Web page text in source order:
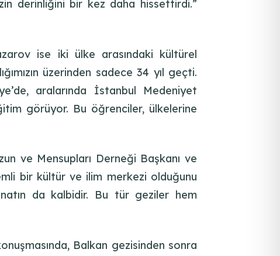
derinliğini bir kez daha hissettirdi.”
ise iki ülke arasındaki kültürel
üzerinden sadece 34 yıl geçti.
aralarında İstanbul Medeniyet
görüyor. Bu öğrenciler, ülkelerine
ve Mensupları Derneği Başkanı ve
bir kültür ve ilim merkezi olduğunu
da kalbidir. Bu tür geziler hem
Balkan gezisinden sonra